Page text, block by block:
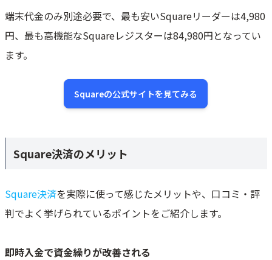
端末代金のみ別途必要で、最も安いSquareリーダーは4,980
円、最も高機能なSquareレジスターは84,980円となってい
ます。
Squareの公式サイトを見てみる
Square決済のメリット
Square決済を実際に使って感じたメリットや、口コミ・評
判でよく挙げられているポイントをご紹介します。
即時入金で資金繰りが改善される